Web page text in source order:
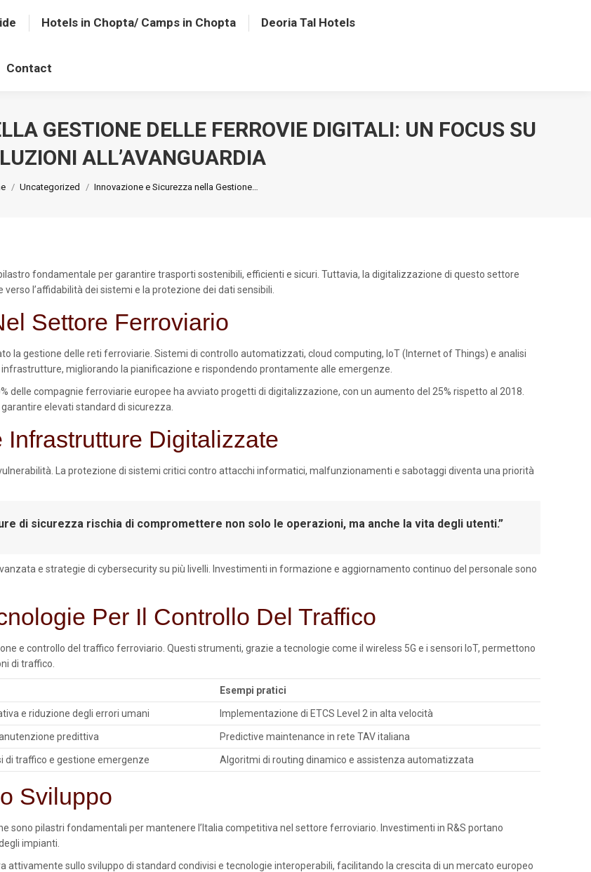
Hotels in Chopta/ Camps in Chopta Deoria Tal Hotels
Contact
GESTIONE DELLE FERROVIE DIGITALI: UN FOCUS SU
ALL’AVANGUARDIA
Uncategorized Innovazione e Sicurezza nella Gestione…
fondamentale per garantire trasporti sostenibili, efficienti e sicuri. Tuttavia, la digitalizzazione di questo settore
l’affidabilità dei sistemi e la protezione dei dati sensibili.
Settore Ferroviario
la gestione delle reti ferroviarie. Sistemi di controllo automatizzati, cloud computing, IoT (Internet of Things) e analisi
migliorando la pianificazione e rispondendo prontamente alle emergenze.
delle compagnie ferroviarie europee ha avviato progetti di digitalizzazione, con un aumento del 25% rispetto al 2018.
elevati standard di sicurezza.
Digitalizzate
La protezione di sistemi critici contro attacchi informatici, malfunzionamenti e sabotaggi diventa una priorità
di sicurezza rischia di compromettere non solo le operazioni, ma anche la vita degli utenti.”
e strategie di cybersecurity su più livelli. Investimenti in formazione e aggiornamento continuo del personale sono
Per Il Controllo Del Traffico
e controllo del traffico ferroviario. Questi strumenti, grazie a tecnologie come il wireless 5G e i sensori IoT, permettono
di traffico.
Esempi pratici
e riduzione degli errori umani Implementazione di ETCS Level 2 in alta velocità
predittiva Predictive maintenance in rete TAV italiana
di traffico e gestione emergenze Algoritmi di routing dinamico e assistenza automatizzata
Sviluppo
sono pilastri fondamentali per mantenere l’Italia competitiva nel settore ferroviario. Investimenti in R&S portano
impianti.
attivamente sullo sviluppo di standard condivisi e tecnologie interoperabili, facilitando la crescita di un mercato europeo